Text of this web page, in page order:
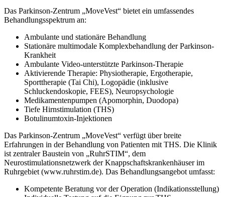
Das Parkinson-Zentrum „MoveVest“ bietet ein umfassendes
Behandlungsspektrum an:
Ambulante und stationäre Behandlung
Stationäre multimodale Komplexbehandlung der Parkinson-
Krankheit
Ambulante Video-unterstützte Parkinson-Therapie
Aktivierende Therapie: Physiotherapie, Ergotherapie,
Sporttherapie (Tai Chi), Logopädie (inklusive
Schluckendoskopie, FEES), Neuropsychologie
Medikamentenpumpen (Apomorphin, Duodopa)
Tiefe Hirnstimulation (THS)
Botulinumtoxin-Injektionen
Das Parkinson-Zentrum „MoveVest“ verfügt über breite
Erfahrungen in der Behandlung von Patienten mit THS. Die Klinik
ist zentraler Baustein von „RuhrSTIM“, dem
Neurostimulationsnetzwerk der Knappschaftskrankenhäuser im
Ruhrgebiet (www.ruhrstim.de). Das Behandlungsangebot umfasst:
Kompetente Beratung vor der Operation (Indikationsstellung)